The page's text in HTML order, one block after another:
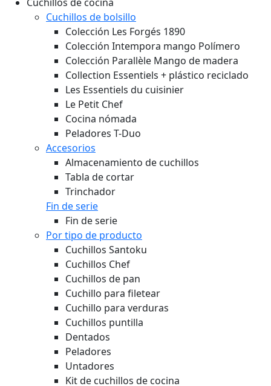
Cuchillos de bolsillo
Colección Les Forgés 1890
Colección Intempora mango Polímero
Colección Parallèle Mango de madera
Collection Essentiels + plástico reciclado
Les Essentiels du cuisinier
Le Petit Chef
Cocina nómada
Peladores T-Duo
Accesorios
Almacenamiento de cuchillos
Tabla de cortar
Trinchador
Fin de serie
Fin de serie
Por tipo de producto
Cuchillos Santoku
Cuchillos Chef
Cuchillos de pan
Cuchillo para filetear
Cuchillo para verduras
Cuchillos puntilla
Dentados
Peladores
Untadores
Kit de cuchillos de cocina